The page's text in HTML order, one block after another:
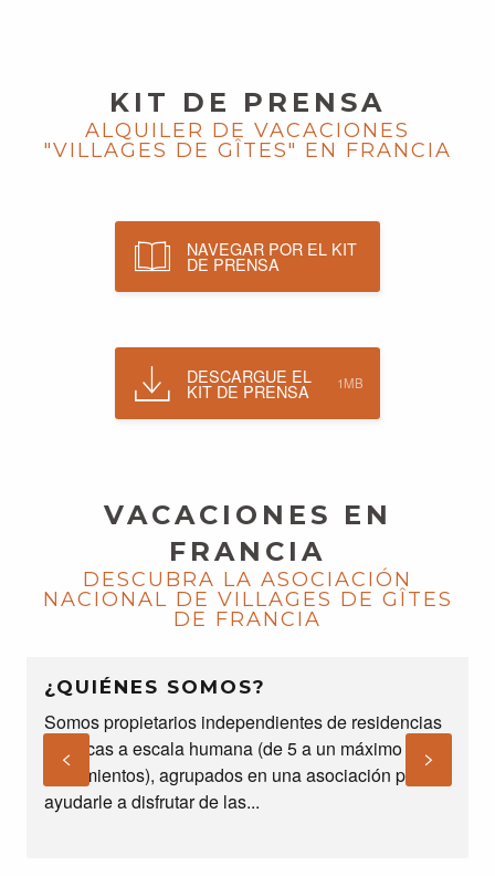
KIT DE PRENSA
ALQUILER DE VACACIONES
"VILLAGES DE GÎTES" EN FRANCIA
NAVEGAR POR EL KIT
DE PRENSA
DESCARGUE EL
KIT DE PRENSA 1MB
VACACIONES EN
FRANCIA
DESCUBRA LA ASOCIACIÓN
NACIONAL DE VILLAGES DE GÎTES
DE FRANCIA
¿QUIÉNES SOMOS?
Somos propietarios independientes de residencias
turísticas a escala humana (de 5 a un máximo de 40
alojamientos), agrupados en una asociación para
ayudarle a disfrutar de las...